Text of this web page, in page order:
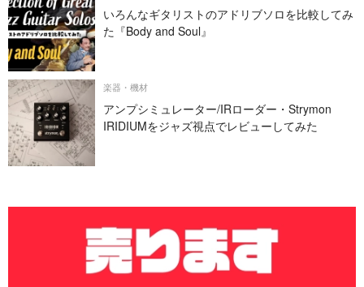
いろんなギタリストのアドリブソロを比較してみ
た『Body and Soul』
楽器・機材
アンプシミュレーター/IRローダー・Strymon
IRIDIUMをジャズ視点でレビューしてみた